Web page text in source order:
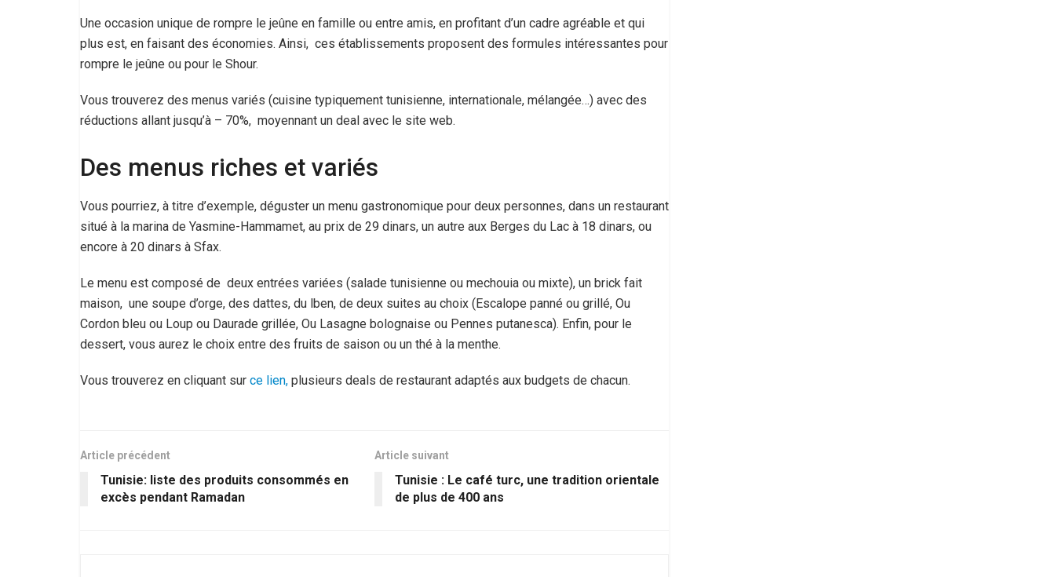
Une occasion unique de rompre le jeûne en famille ou entre amis, en profitant d’un cadre agréable et qui
plus est, en faisant des économies. Ainsi, ces établissements proposent des formules intéressantes pour
rompre le jeûne ou pour le Shour.
Vous trouverez des menus variés (cuisine typiquement tunisienne, internationale, mélangée…) avec des
réductions allant jusqu’à – 70%, moyennant un deal avec le site web.
Des menus riches et variés
Vous pourriez, à titre d’exemple, déguster un menu gastronomique pour deux personnes, dans un restaurant
situé à la marina de Yasmine-Hammamet, au prix de 29 dinars, un autre aux Berges du Lac à 18 dinars, ou
encore à 20 dinars à Sfax.
Le menu est composé de deux entrées variées (salade tunisienne ou mechouia ou mixte), un brick fait
maison, une soupe d’orge, des dattes, du lben, de deux suites au choix (Escalope panné ou grillé, Ou
Cordon bleu ou Loup ou Daurade grillée, Ou Lasagne bolognaise ou Pennes putanesca). Enfin, pour le
dessert, vous aurez le choix entre des fruits de saison ou un thé à la menthe.
Vous trouverez en cliquant sur ce lien, plusieurs deals de restaurant adaptés aux budgets de chacun.
Article précédent
Tunisie: liste des produits consommés en
excès pendant Ramadan
Article suivant
Tunisie : Le café turc, une tradition orientale
de plus de 400 ans